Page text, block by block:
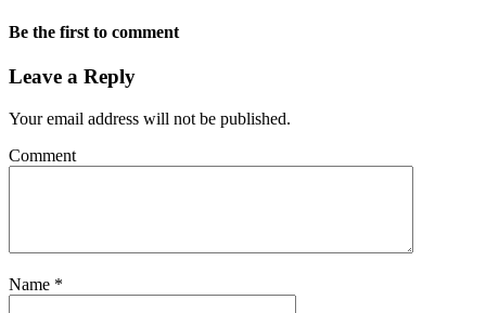
Be the first to comment
Leave a Reply
Your email address will not be published.
Comment
Name *